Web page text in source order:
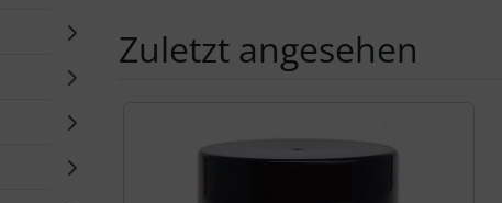
Zuletzt angesehen